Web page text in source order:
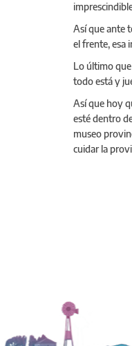
Así que ante
el frente, esa
Lo último
todo está y
Así que hoy
esté dentro
museo
cuidar la